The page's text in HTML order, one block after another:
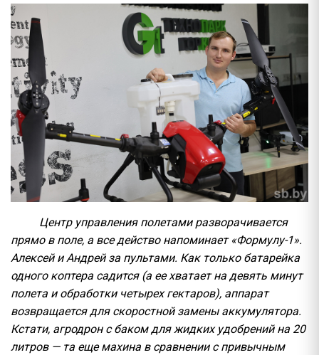
Центр управления полетами разворачивается
прямо в поле, а все действо напоминает «Формулу-1».
Алексей и Андрей за пультами. Как только батарейка
одного коптера садится (а ее хватает на девять минут
полета и обработки четырех гектаров), аппарат
возвращается для скоростной замены аккумулятора.
Кстати, агродрон с баком для жидких удобрений на 20
литров — та еще махина в сравнении с привычным